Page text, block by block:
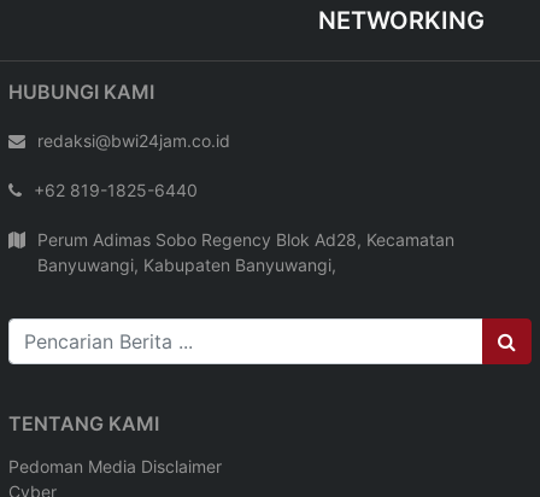
NETWORKING
HUBUNGI KAMI
redaksi@bwi24jam.co.id
+62 819-1825-6440
Perum Adimas Sobo Regency Blok Ad28, Kecamatan
Banyuwangi, Kabupaten Banyuwangi,
TENTANG KAMI
Pedoman Media
Cyber
Disclaimer